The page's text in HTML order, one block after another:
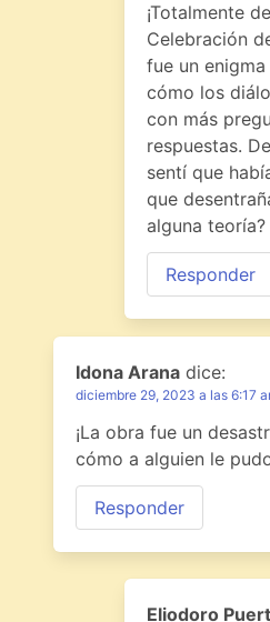
¡Totalmente
Celebración
fue un
cómo los
con más
respuestas.
sentí que
que
alguna teoría?
Responder
Idona Arana dice:
diciembre 29, 2023 a las 6:17
¡La obra fue un
cómo a alguien le
Responder
Eliodoro